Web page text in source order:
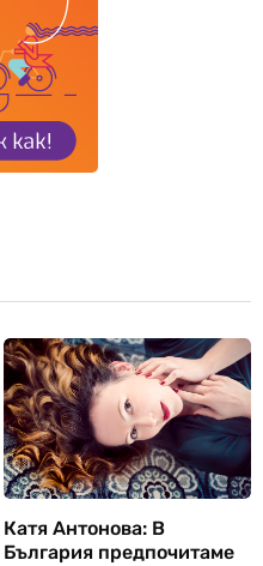
Катя Антонова: В
България предпочитаме